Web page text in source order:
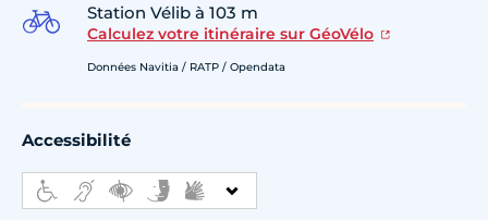
Station Vélib à 103 m
Calculez votre itinéraire sur GéoVélo
Données Navitia / RATP / Opendata
Accessibilité